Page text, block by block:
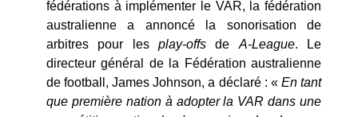
fédérations à implémenter le VAR, la fédération
australienne a annoncé la sonorisation de
arbitres pour les play-offs de A-League. Le
directeur général de la Fédération australienne
de football, James Johnson, a déclaré : « En tant
que première nation à adopter la VAR dans une